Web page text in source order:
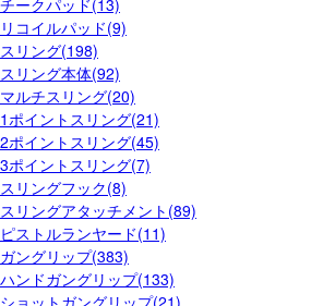
チークパッド(13)
リコイルパッド(9)
スリング(198)
スリング本体(92)
マルチスリング(20)
1ポイントスリング(21)
2ポイントスリング(45)
3ポイントスリング(7)
スリングフック(8)
スリングアタッチメント(89)
ピストルランヤード(11)
ガングリップ(383)
ハンドガングリップ(133)
ショットガングリップ(21)